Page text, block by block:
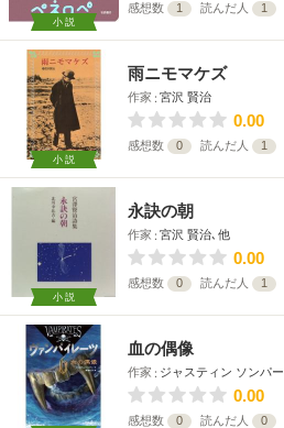
小説
感想数 1 読んだ人 1
小説
雨ニモマケズ
作家 宮沢 賢治
0.00
感想数 0 読んだ人 1
小説
永訣の朝
作家 宮沢 賢治､他
0.00
感想数 0 読んだ人 1
血の偶像
作家 ジャスティン ソンパー
0.00
感想数 0 読んだ人 0